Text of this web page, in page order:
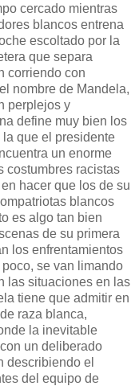
cercado mientras
blancos entrena
escoltado por la
que separa
corriendo con
nombre de Mandela,
perplejos y
define muy bien los
que el presidente
un enorme
costumbres racistas
hacer que los de su
blancos
es algo tan bien
de su primera
los enfrentamientos
se van limando
las situaciones en las
tiene que admitir en
raza blanca,
la inevitable
un deliberado
describiendo el
del equipo de